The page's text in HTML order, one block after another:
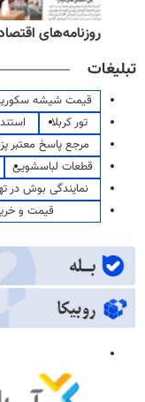
روزنامه‌های اقتصادی
تبلیغات
قیمت شیشه
تور کربلا
مرجع پاسخ معتبر
قطعات لباسشویی
نمایندگی بوش در
قیمت و